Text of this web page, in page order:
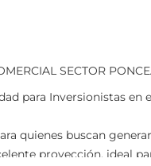
SECTOR
para Inversionistas en
quienes buscan
proyección, ideal